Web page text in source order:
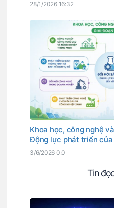
28/1/2026 16:32
Khoa học, công nghệ
Động lực phát triển
đoạn 2026-2030
3/6/2026 0:0
Tin